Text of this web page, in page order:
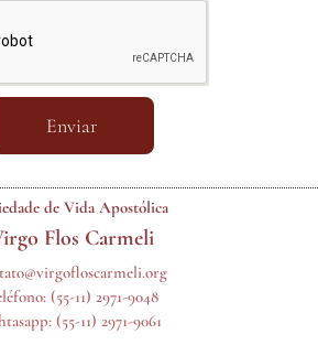
Enviar
de Vida Apostólica
Flos Carmeli
(55-11) 2971-9048
(55-11) 2971-9061